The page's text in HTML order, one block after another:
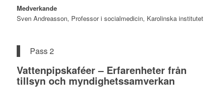
Medverkande
Sven Andreasson, Professor i socialmedicin, Karolinska institutet
Pass 2
Vattenpipskaféer – Erfarenheter från
tillsyn och myndighetssamverkan